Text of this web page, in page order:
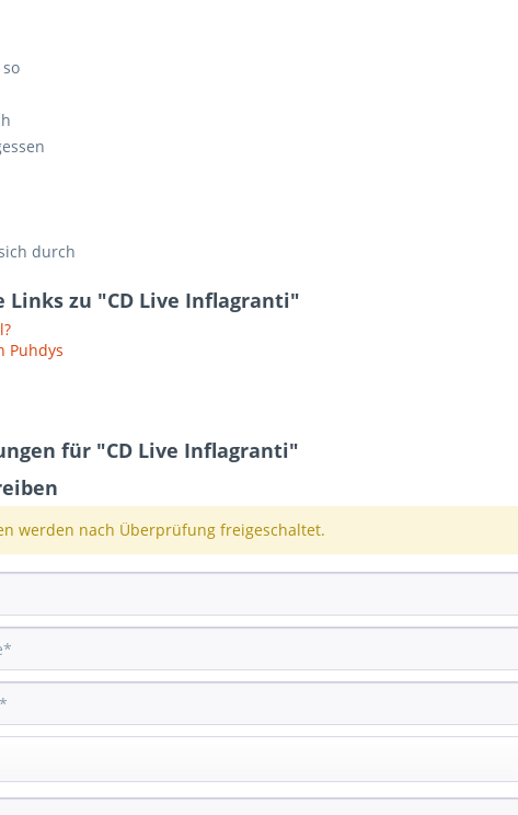
durch
zu "CD Live Inflagranti"
Puhdys
für "CD Live Inflagranti"
werden nach Überprüfung freigeschaltet.